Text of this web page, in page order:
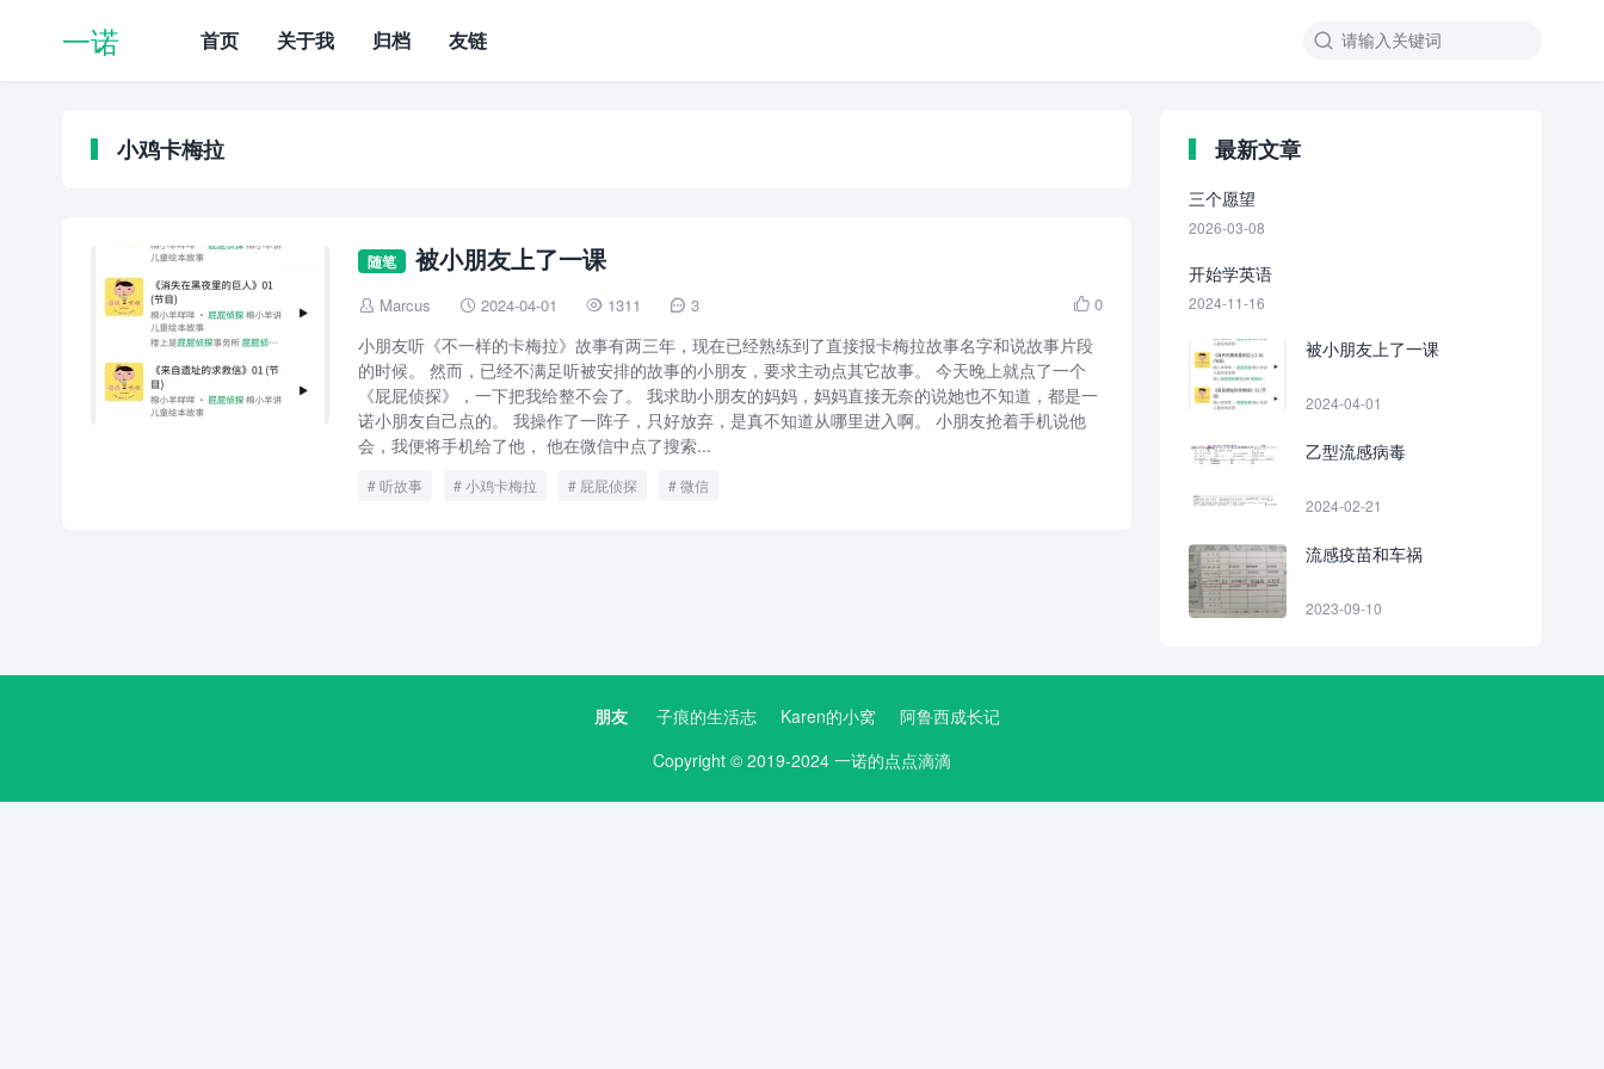
一诺 
首页 关于我 归档 友链
小鸡卡梅拉
随笔 被小朋友上了一课
 Marcus  2024-04-01  1311  3  0
小朋友听《不一样的卡梅拉》故事有两三年，现在已经熟练到了直接报卡梅拉故事名字和说故事片段
的时候。 然而，已经不满足听被安排的故事的小朋友，要求主动点其它故事。 今天晚上就点了一个
《屁屁侦探》，一下把我给整不会了。 我求助小朋友的妈妈，妈妈直接无奈的说她也不知道，都是一
诺小朋友自己点的。 我操作了一阵子，只好放弃，是真不知道从哪里进入啊。 小朋友抢着手机说他
会，我便将手机给了他， 他在微信中点了搜索...
听故事 小鸡卡梅拉 屁屁侦探 微信
最新文章
三个愿望
2026-03-08
开始学英语
2024-11-16
被小朋友上了一课
2024-04-01
乙型流感病毒
2024-02-21
流感疫苗和车祸
2023-09-10
朋友 子痕的生活志 Karen的小窝
阿鲁西成长记
Copyright © 2019-2024 一诺的点点滴滴